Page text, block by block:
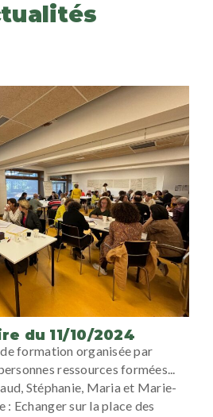
du 11/10/2024
formation organisée par
ressources formées...
Stéphanie, Maria et Marie-
: Echanger sur la place des